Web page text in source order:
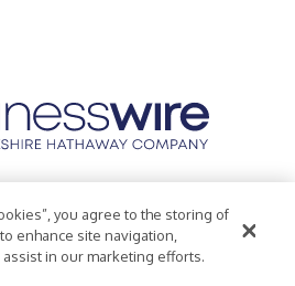
Accessibility Statement
you agree to the storing of
enhance site navigation,
in our marketing efforts.